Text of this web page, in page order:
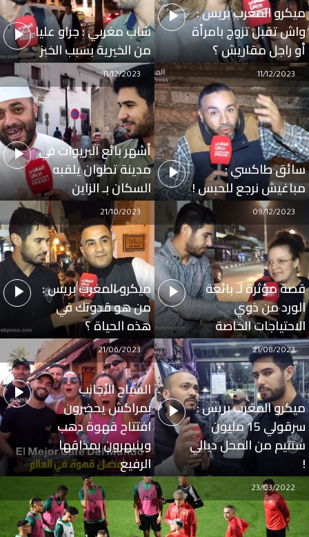
ميكرو المغرب بريس :
واش تقبل تزوج بامرأة
أو راجل مقاريش ؟
شاب مغربي : جراو عليا
من الخيرية بسبب الخبز
سائق طاكسي :
مباغيش نرجع للحبس !
11/12/2023
أشهر بائع البريوات في
مدينة تطوان يلقبه
السكان بـ الزاين
11/12/2023
قصة مؤثرة لـ بائعة
الورد من ذوي
الاحتياجات الخاصة
09/12/2023
ميكرو المغرب بريس :
من هو قدوتك في
هذه الحياة ؟
21/10/2023
ميكرو المغرب بريس :
سرقولي 15 مليون
سنتيم من المحل ديالي
!
21/08/2023
السياح الأجانب
بمراكش يحضرون
افتتاح قهوة دهب
وينبهرون بمذاقها
الرفيع
21/06/2023
23/03/2022